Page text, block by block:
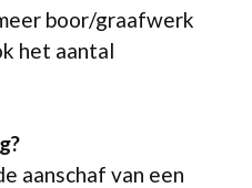
boor/graafwerk
het aantal
aanschaf van een